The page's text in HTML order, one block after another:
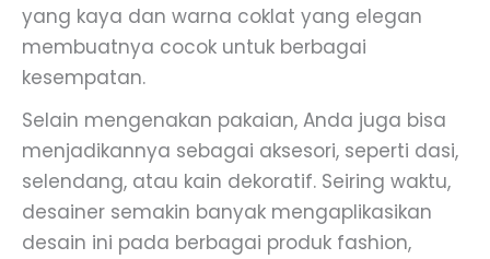
yang kaya dan warna coklat yang elegan
membuatnya cocok untuk berbagai
kesempatan.
Selain mengenakan pakaian, Anda juga bisa
menjadikannya sebagai aksesori, seperti dasi,
selendang, atau kain dekoratif. Seiring waktu,
desainer semakin banyak mengaplikasikan
desain ini pada berbagai produk fashion,